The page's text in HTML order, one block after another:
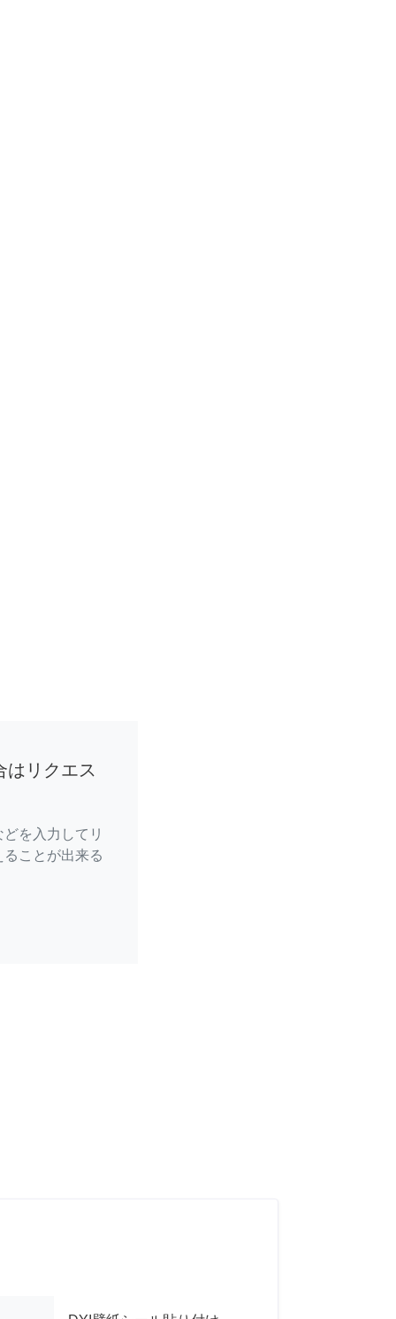
はリクエス
を入力してリ
ことが出来る